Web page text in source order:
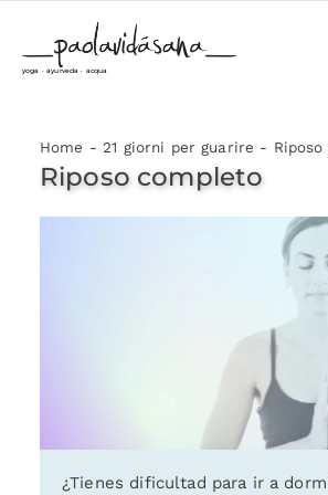
yoga · ayurveda · acqua
Home -21 giorni per guarire -
Riposo completo
¿Tienes dificultad para ir a